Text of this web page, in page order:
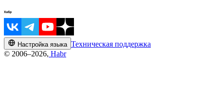
Настройка языка Техническая поддержка
© 2006–2026, Habr